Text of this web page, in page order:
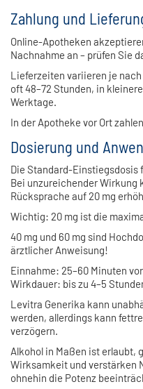
Zahlung und
Online-Apotheken
Nachnahme an – prüfen Sie
Lieferzeiten variieren je
oft 48–72 Stunden, in
Werktage.
In der Apotheke vor Ort
Dosierung und
Die Standard-Einstiegsdosis
Bei unzureichender Wirkung
Rücksprache auf 20 mg
Wichtig: 20 mg ist die
40 mg und 60 mg sind
ärztlicher Anweisung!
Einnahme: 25–60 Minuten
Wirkdauer: bis zu 4–5
Levitra Generika kann
werden, allerdings kann
verzögern.
Alkohol in Maßen ist erlaubt,
Wirksamkeit und verstärken
ohnehin die Potenz